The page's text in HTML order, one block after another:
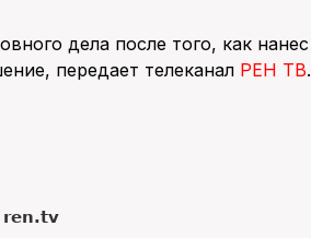
дела после того, как нанес
передает телеканал РЕН ТВ.